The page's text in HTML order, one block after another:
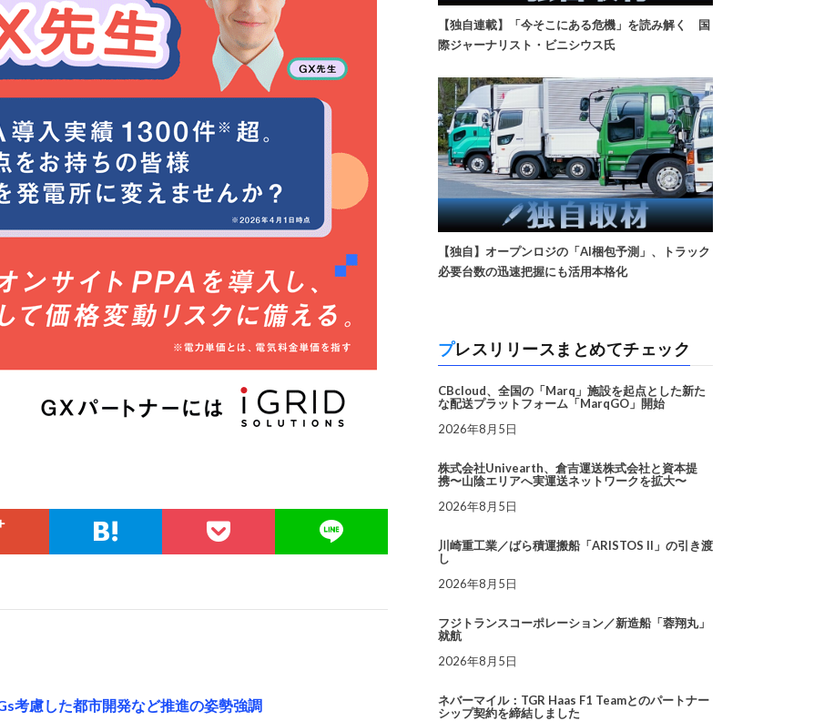
考慮した都市開発など推進の姿勢強調
【独自連載】「今そこにある危機」を読み解く 国
際ジャーナリスト・ビニシウス氏
【独自】オープンロジの「AI梱包予測」、トラック
必要台数の迅速把握にも活用本格化
プレスリリースまとめてチェック
CBcloud、全国の「Marq」施設を起点とした新た
な配送プラットフォーム「MarqGO」開始
2026年8月5日
株式会社Univearth、倉吉運送株式会社と資本提
携〜山陰エリアへ実運送ネットワークを拡大〜
2026年8月5日
川崎重工業／ばら積運搬船「ARISTOS II」の引き渡
し
2026年8月5日
フジトランスコーポレーション／新造船「蓉翔丸」
就航
2026年8月5日
ネバーマイル：TGR Haas F1 Teamとのパートナー
シップ契約を締結しました